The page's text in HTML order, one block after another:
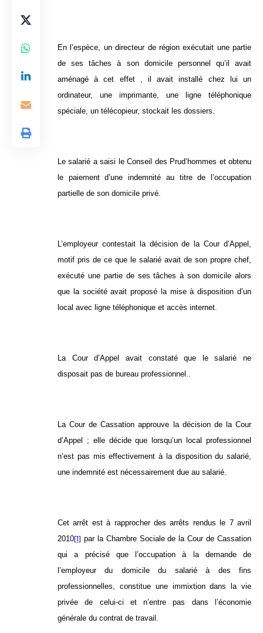
En l’espèce, un directeur de région exécutait une partie
de ses tâches à son domicile personnel qu’il avait
aménagé à cet effet , il avait installé chez lui un
ordinateur, une imprimante, une ligne téléphonique
spéciale, un télécopieur, stockait les dossiers.
Le salarié a saisi le Conseil des Prud’hommes et obtenu
le paiement d’une indemnité au titre de l’occupation
partielle de son domicile privé.
L’employeur contestait la décision de la Cour d’Appel,
motif pris de ce que le salarié avait de son propre chef,
exécuté une partie de ses tâches à son domicile alors
que la société avait proposé la mise à disposition d’un
local avec ligne téléphonique et accès internet.
La Cour d’Appel avait constaté que le salarié ne
disposait pas de bureau professionnel..
La Cour de Cassation approuve la décision de la Cour
d’Appel ; elle décide que lorsqu’un local professionnel
n’est pas mis effectivement à la disposition du salarié,
une indemnité est nécessairement due au salarié.
Cet arrêt est à rapprocher des arrêts rendus le 7 avril
2010[1] par la Chambre Sociale de la Cour de Cassation
qui a précisé que l’occupation à la demande de
l’employeur du domicile du salarié à des fins
professionnelles, constitue une immixtion dans la vie
privée de celui-ci et n’entre pas dans l’économie
générale du contrat de travail.